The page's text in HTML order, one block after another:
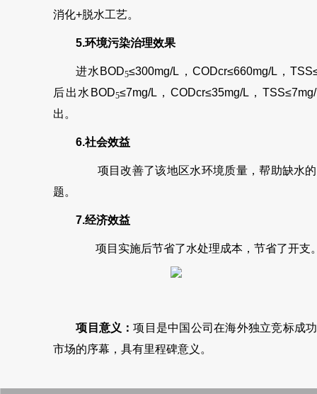
消化+脱水工艺。
5.环境污染治理效果
进水BOD5≤300mg/L，CODcr≤660mg/L，
后出水BOD5≤7mg/L，CODcr≤35mg/L，
出。
6.社会效益
项目改善了该地区水环境质量，帮助缺水的
题。
7.经济效益
项目实施后节省了水处理成本，节省了开支
项目意义：项目是中国公司在海外独立竞标成
市场的序幕，具有里程碑意义。